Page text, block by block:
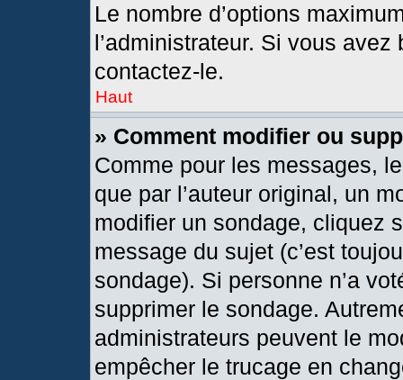
Le nombre d’options
l’administrateur. Si vous
contactez-le.
Haut
» Comment modifier ou
Comme pour les messages,
que par l’auteur original, un
modifier un sondage, cliquez
message du sujet (c’est
sondage). Si personne n’a
supprimer le sondage.
administrateurs peuvent le
empêcher le trucage en